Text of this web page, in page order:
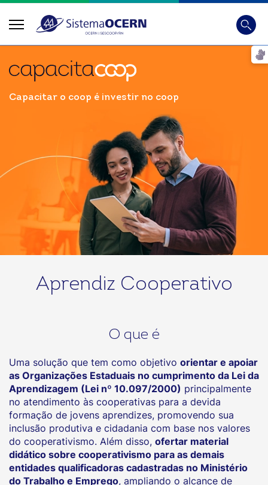
Busca
Capacitar o coop é investir no coop
Aprendiz Cooperativo
O que é
Uma solução que tem como objetivo orientar e apoiar
as Organizações Estaduais no cumprimento da Lei da
Aprendizagem (Lei nº 10.097/2000) principalmente
no atendimento às cooperativas para a devida
formação de jovens aprendizes, promovendo sua
inclusão produtiva e cidadania com base nos valores
do cooperativismo. Além disso, ofertar material
didático sobre cooperativismo para as demais
entidades qualificadoras cadastradas no Ministério
do Trabalho e Emprego, ampliando o alcance de